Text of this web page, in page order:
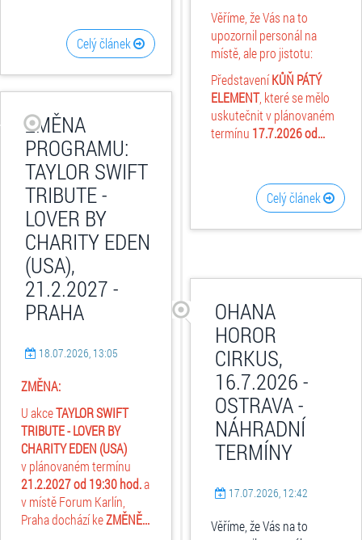
Celý článek
Věříme, že Vás na to
upozornil personál na
místě, ale pro jistotu:
PředstaveníKŮŇ PÁTÝ
ELEMENT, které se mělo
uskutečnit v plánovaném
termínu 17.7.2026od...
Celý článek
ZMĚNA
PROGRAMU:
TAYLOR SWIFT
TRIBUTE -
LOVER BY
CHARITY EDEN
(USA),
21.2.2027 -
PRAHA
18.07.2026, 13:05
ZMĚNA:
U akceTAYLOR SWIFT
TRIBUTE - LOVER BY
CHARITY EDEN (USA)
v plánovaném termínu
21.2.2027 od 19:30 hod.a
v místě Forum Karlín,
Praha dochází keZMĚNĚ...
OHANA
HOROR
CIRKUS,
16.7.2026 -
OSTRAVA -
NÁHRADNÍ
TERMÍNY
17.07.2026, 12:42
Věříme, že Vás na to